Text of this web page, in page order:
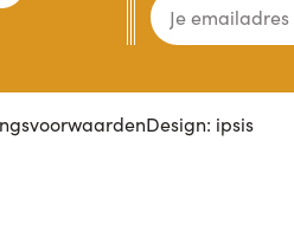
Design: ipsis